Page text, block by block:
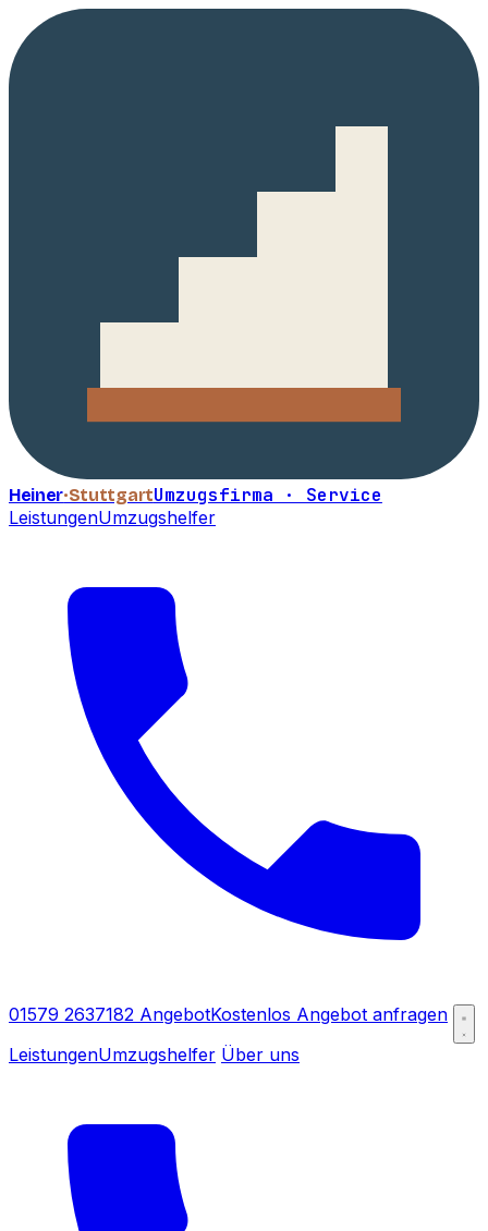
Heiner·StuttgartUmzugsfirma · Service
LeistungenUmzugshelfer
01579 2637182 AngebotKostenlos Angebot anfragen
LeistungenUmzugshelfer Über uns